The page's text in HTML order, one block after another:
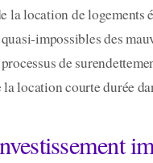
la location de logements
impossibles des
de
location courte durée